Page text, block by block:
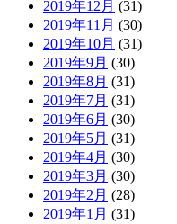
2019年12月 (31)
2019年11月 (30)
2019年10月 (31)
2019年9月 (30)
2019年8月 (31)
2019年7月 (31)
2019年6月 (30)
2019年5月 (31)
2019年4月 (30)
2019年3月 (30)
2019年2月 (28)
2019年1月 (31)